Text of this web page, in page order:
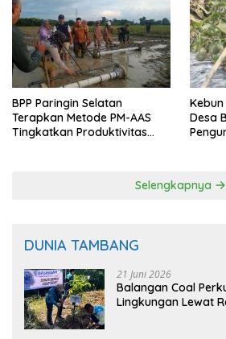
BPP Paringin Selatan
Terapkan Metode PM-AAS
Tingkatkan Produktivitas
Desa
Selengkapnya
DUNIA TAMBANG
21 Juni 2026
Balangan Coal
Lingkungan Lewat